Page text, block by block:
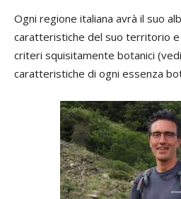
Ogni regione italiana avrà il suo
caratteristiche del suo territorio e
criteri squisitamente botanici
caratteristiche di ogni essenza